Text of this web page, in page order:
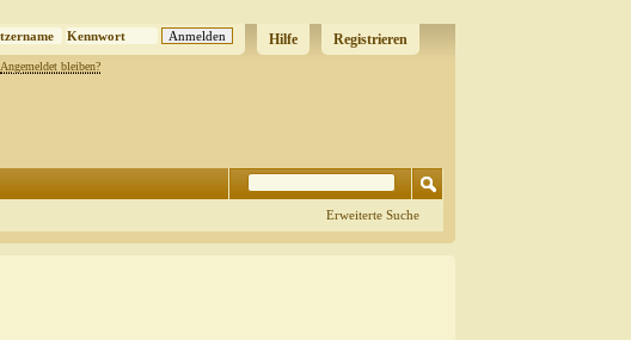
Registrieren
Hilfe
Angemeldet bleiben?
Erweiterte Suche